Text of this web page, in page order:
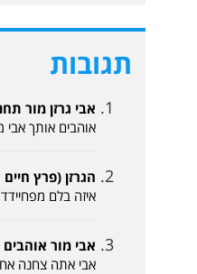
תגובות
אבי גרזן מור תחנה
אוהבים אותך
הגרזן (פרץ חיים 24-08-2015, 15:22)
איזה בלם
אבי מור אוהבים אותך
אבי אתה צחנה